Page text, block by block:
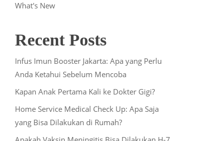
What's New
Recent Posts
Infus Imun Booster Jakarta: Apa yang Perlu
Anda Ketahui Sebelum Mencoba
Kapan Anak Pertama Kali ke Dokter Gigi?
Home Service Medical Check Up: Apa Saja
yang Bisa Dilakukan di Rumah?